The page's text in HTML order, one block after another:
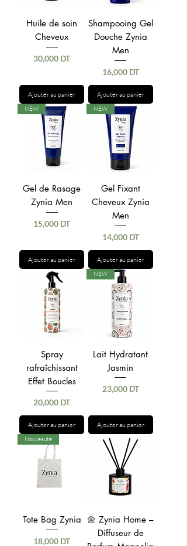
Huile de soin
Cheveux
Prix
30,000 DT
Ajouter au panier
Shampooing Gel
Douche Zynia
Men
Prix
16,000 DT
Ajouter au panier
NEW
Gel de Rasage
Zynia Men
Prix
15,000 DT
Ajouter au panier
NEW
Gel Fixant
Cheveux Zynia
Men
Prix
14,000 DT
Ajouter au panier
Spray
rafraîchissant
Effet Boucles
Prix
20,000 DT
Ajouter au panier
NEW
Lait Hydratant
Jasmin
Prix
23,000 DT
Ajouter au panier
Nouveauté
Tote Bag Zynia
Prix
18,000 DT
🌼 Zynia Home –
Diffuseur de